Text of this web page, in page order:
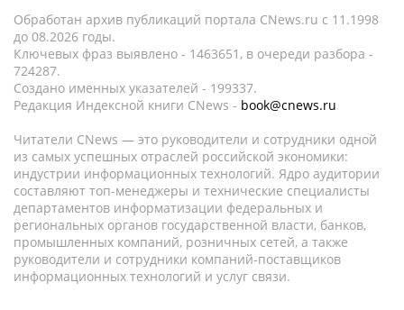
Обработан архив публикаций портала CNews.ru c 11.1998
до 08.2026 годы.
Ключевых фраз выявлено - 1463651, в очереди разбора -
724287.
Создано именных указателей - 199337.
Редакция Индексной книги CNews - book@cnews.ru
Читатели CNews — это руководители и сотрудники одной
из самых успешных отраслей российской экономики:
индустрии информационных технологий. Ядро аудитории
составляют топ-менеджеры и технические специалисты
департаментов информатизации федеральных и
региональных органов государственной власти, банков,
промышленных компаний, розничных сетей, а также
руководители и сотрудники компаний-поставщиков
информационных технологий и услуг связи.